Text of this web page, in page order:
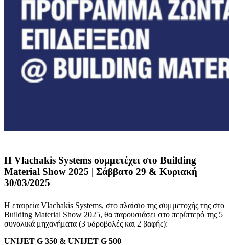
Η Vlachakis Systems συμμετέχει στο Building
Material Show 2025 | Σάββατο 29 & Κυριακή
30/03/2025
Η εταιρεία Vlachakis Systems, στο πλαίσιο της συμμετοχής της στο
Building Material Show 2025, θα παρουσιάσει στο περίπτερό της 5
συνολικά μηχανήματα (3 υδροβολές και 2 βαφής):
UNIJET G 350 & UNIJET G 500